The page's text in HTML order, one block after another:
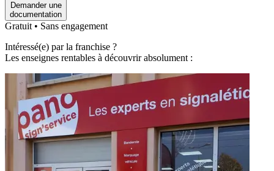
Demander une
documentation
Gratuit • Sans engagement
Intéressé(e) par la franchise ?
Les enseignes rentables à découvrir absolument :